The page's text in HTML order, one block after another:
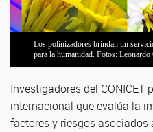
Los polinizadores brindan un
para la humanidad. Fotos: Leonardo
Investigadores del
internacional que evalúa la
factores y riesgos asociados